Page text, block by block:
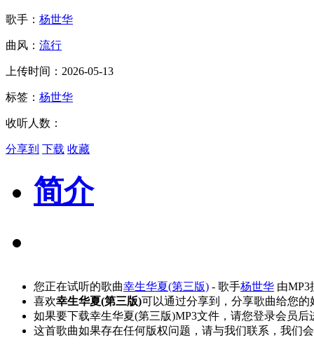
歌手： 杨世华
曲风： 流行
上传时间：2026-05-13
标签： 杨世华
收听人数：
分享到 下载 收藏
简介
您正在试听的歌曲幸生华夏(第三版) - 歌手杨世华 由MP3
喜欢幸生华夏(第三版)可以通过分享到，分享歌曲给您
如果要下载幸生华夏(第三版)MP3文件，请您登录会员后
这首歌曲如果存在任何版权问题，请与我们联系，我们